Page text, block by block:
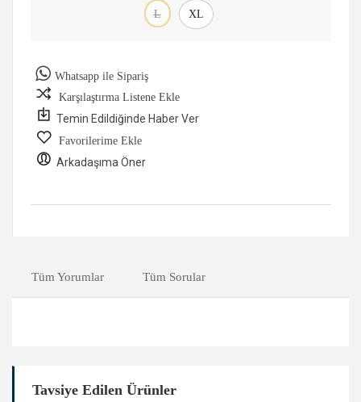
L
XL
Whatsapp ile Sipariş
Karşılaştırma Listene Ekle
Temin Edildiğinde Haber Ver
Favorilerime Ekle
Arkadaşıma Öner
Tüm Yorumlar Tüm Sorular
Tavsiye Edilen Ürünler